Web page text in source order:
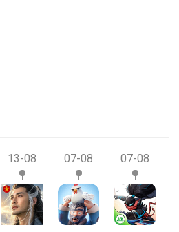
13-08 07-08 07-08